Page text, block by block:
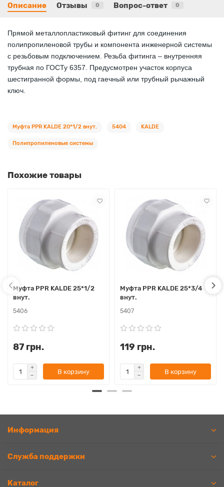
Описание Отзывы 0 Вопрос-ответ 0
Прямой металлопластиковый фитинг для соединения
полипропиленовой трубы и компонента инженерной системы
с резьбовым подключением. Резьба фитинга – внутренняя
трубная по ГОСТу 6357. Предусмотрен участок корпуса
шестигранной формы, под гаечный или трубный рычажный
ключ.
Муфта PPR KALDE 20*1/2 внут. 5404 KALDE
Полипропиленовые системы
Похожие товары
Муфта PPR KALDE 25*1/2
внут.
5406
87 грн.
В корзину
Муфта PPR KALDE 25*3/4
внут.
5407
119 грн.
В корзину
Информация
Служба поддержки
Каталог